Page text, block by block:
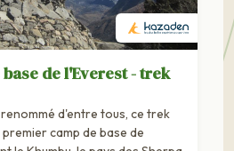
base de l'Everest - trek
d'entre tous, ce trek
camp de base de